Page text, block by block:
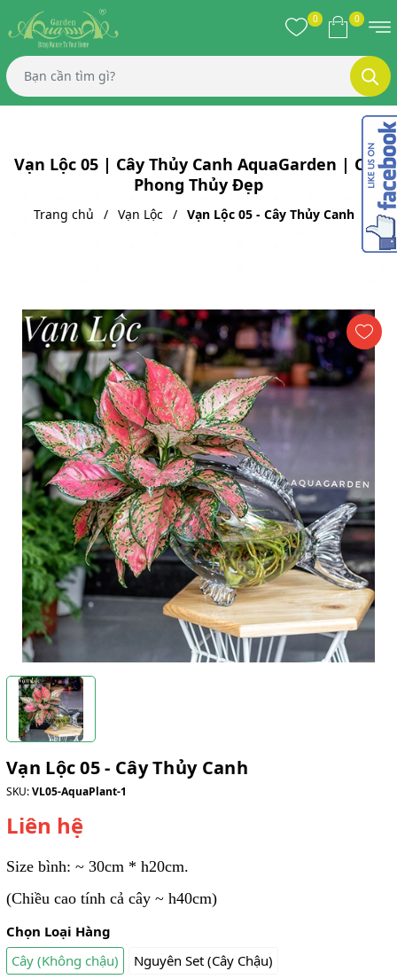
0 0
Vạn Lộc 05 | Cây Thủy Canh AquaGarden | Cây
Phong Thủy Đẹp
Trang chủ Vạn Lộc Vạn Lộc 05 - Cây Thủy Canh
Vạn Lộc 05 - Cây Thủy Canh
SKU:VL05-AquaPlant-1
Liên hệ
Size bình: ~ 30cm * h20cm.
(Chiều cao tính cả cây ~ h40cm)
Chọn Loại Hàng
Cây (Không chậu)
Nguyên Set (Cây Chậu)